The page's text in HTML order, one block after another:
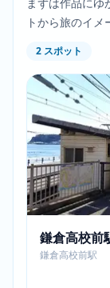
トから旅のイメ
2 スポット
鎌倉高校前
鎌倉高校前駅